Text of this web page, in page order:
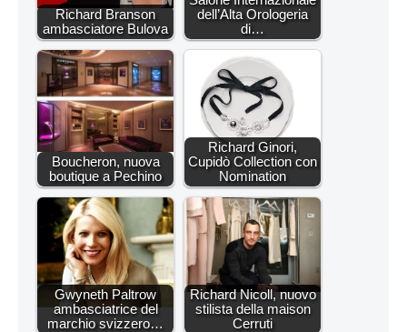
Richard Branson
ambasciatore Bulova
dell’Alta Orologeria
di…
Boucheron, nuova
boutique a Pechino
Richard Ginori,
Cupidò Collection con
Nomination
Gwyneth Paltrow
ambasciatrice del
marchio svizzero…
Richard Nicoll, nuovo
stilista della maison
Cerruti